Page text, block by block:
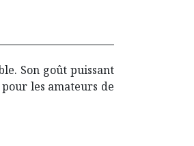
Son goût puissant
les amateurs de